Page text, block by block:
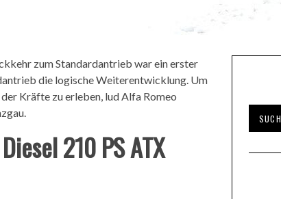
zum Standardantrieb war ein erster
die logische Weiterentwicklung. Um
Kräfte zu erleben, lud Alfa Romeo
210 PS ATX